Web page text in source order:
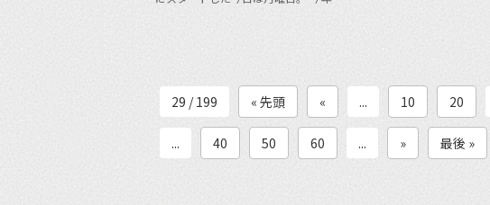
29 / 199 « 先頭 « ... 10 20
... 40 50 60 ... » 最後 »